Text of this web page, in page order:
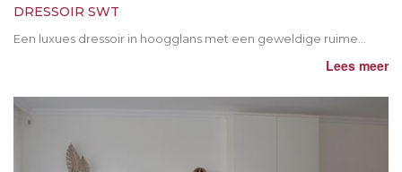
DRESSOIR SWT
Een luxues dressoir in hoogglans met een geweldige ruime...
Lees meer